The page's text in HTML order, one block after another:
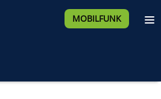
MOBILFUNK